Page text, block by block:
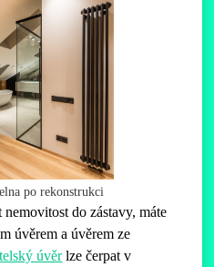
po rekonstrukci
do zástavy, máte
úvěrem a úvěrem ze
úvěrlze čerpat v